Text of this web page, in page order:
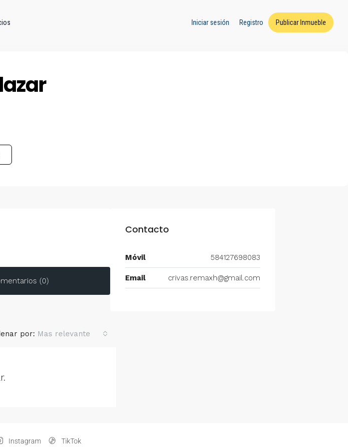
Iniciar sesión Registro Publicar Inmueble
(0)
por: Mas relevante
Contacto
Móvil 584127698083
Email crivas.remaxh@gmail.com
Instagram TikTok